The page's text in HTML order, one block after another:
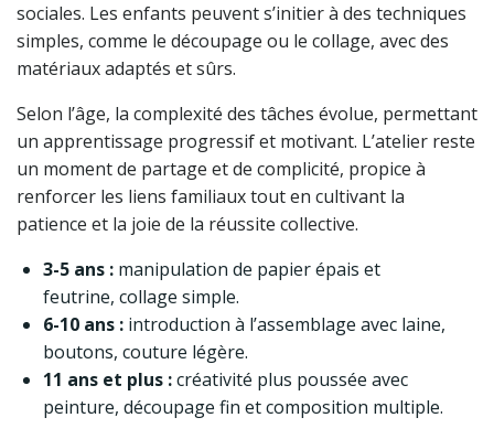
sociales. Les enfants peuvent s’initier à des techniques
simples, comme le découpage ou le collage, avec des
matériaux adaptés et sûrs.
Selon l’âge, la complexité des tâches évolue, permettant
un apprentissage progressif et motivant. L’atelier reste
un moment de partage et de complicité, propice à
renforcer les liens familiaux tout en cultivant la
patience et la joie de la réussite collective.
3-5 ans : manipulation de papier épais et
feutrine, collage simple.
6-10 ans : introduction à l’assemblage avec laine,
boutons, couture légère.
11 ans et plus :créativité plus poussée avec
peinture, découpage fin et composition multiple.